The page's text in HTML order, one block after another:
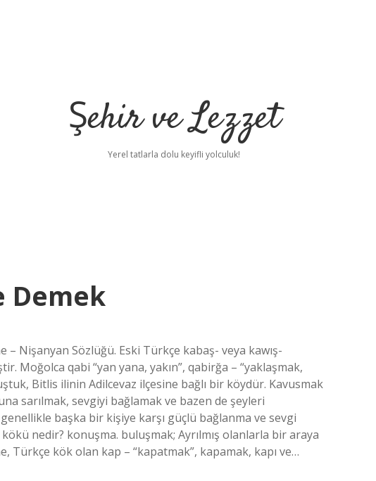
Şehir ve Lezzet
Yerel tatlarla dolu keyifli yolculuk!
Demek
– Nişanyan Sözlüğü. Eski Türkçe kabaş- veya kawış-
Moğolca qabi “yan yana, yakın”, qabirğa – “yaklaşmak,
Bitlis ilinin Adilcevaz ilçesine bağlı bir köydür. Kavusmak
sarılmak, sevgiyi bağlamak ve bazen de şeyleri
başka bir kişiye karşı güçlü bağlanma ve sevgi
nedir? konuşma. buluşmak; Ayrılmış olanlarla bir araya
Türkçe kök olan kap – “kapatmak”, kapamak, kapı ve…